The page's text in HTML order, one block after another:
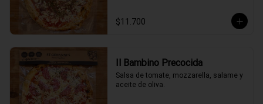
$11.700
Il Bambino Precocida
Salsa de tomate, mozzarella, salame y
aceite de oliva.